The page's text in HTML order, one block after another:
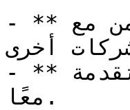
- **خطاب التضامن**: في حال تقديم العرض بالتضامن مع
أخرى.
- **عقد الشراكة**: لإثبات شراكة الشركات المتقدمة
معًا.